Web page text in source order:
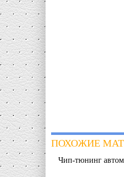
ПОХОЖИЕ
Чип-тюнинг